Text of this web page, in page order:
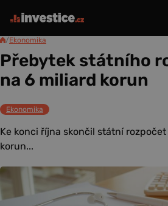
/Ekonomika
Přebytek státního
na 6 miliard korun
Ekonomika
Ke konci října skončil státní
korun...